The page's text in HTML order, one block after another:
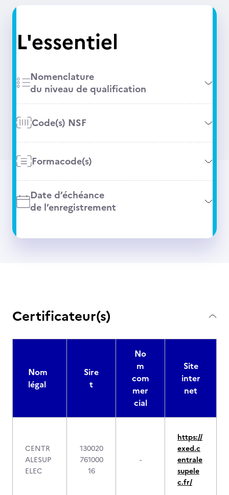
L'essentiel
Nomenclature
du niveau de qualification
Code(s) NSF
Formacode(s)
Date d’échéance
de l’enregistrement
Certificateur(s)
Nom
légal
Sire
t
No
m
com
mer
cial
Site
inter
net
CENTR
ALESUP
ELEC
130020
761000
16
-
https://
exed.c
entrale
supele
c.fr/